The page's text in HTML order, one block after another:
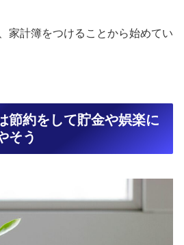
家計簿をつけることから始めてい
節約をして貯金や娯楽に
そう